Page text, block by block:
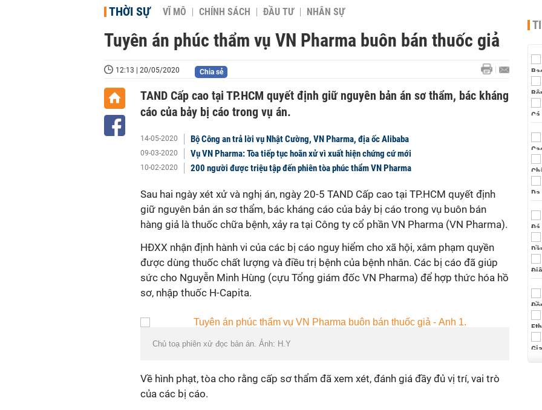
THỜI SỰ VĨ MÔ CHÍNH SÁCH ĐẦU TƯ NHÂN SỰ
Tuyên án phúc thẩm vụ VN Pharma buôn bán thuốc giả
12:13 | 20/05/2020 Chia sẻ
TAND Cấp cao tại TP.HCM quyết định giữ nguyên bản án sơ thẩm, bác kháng
cáo của bảy bị cáo trong vụ án.
14-05-2020 Bộ Công an trả lời vụ Nhật Cường, VN Pharma, địa ốc Alibaba
09-03-2020 Vụ VN Pharma: Tòa tiếp tục hoãn xử vì xuất hiện chứng cứ mới
10-02-2020 200 người được triệu tập đến phiên tòa phúc thẩm VN Pharma
Sau hai ngày xét xử và nghị án, ngày 20-5 TAND Cấp cao tại TP.HCM quyết định
giữ nguyên bản án sơ thẩm, bác kháng cáo của bảy bị cáo trong vụ buôn bán
hàng giả là thuốc chữa bệnh, xảy ra tại Công ty cổ phần VN Pharma (VN Pharma).
HĐXX nhận định hành vi của các bị cáo nguy hiểm cho xã hội, xâm phạm quyền
được dùng thuốc chất lượng và điều trị bệnh của bệnh nhân. Các bị cáo đã giúp
sức cho Nguyễn Minh Hùng (cựu Tổng giám đốc VN Pharma) để hợp thức hóa hồ
sơ, nhập thuốc H-Capita.
Chủ toạ phiên xử đọc bản án. Ảnh: H.Y
Về hình phạt, tòa cho rằng cấp sơ thẩm đã xem xét, đánh giá đầy đủ vị trí, vai trò
của các bị cáo.